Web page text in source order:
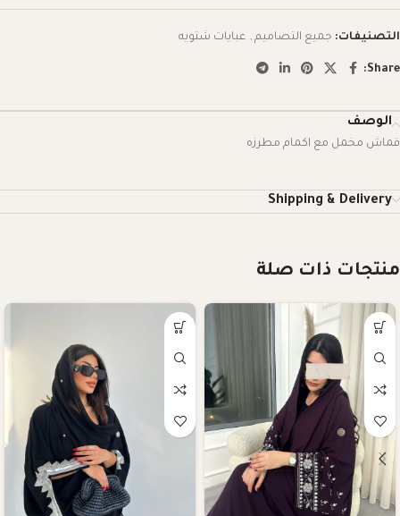
التصنيفات: جميع التصاميم , عبايات شتويه
Share:
الوصف
قماش مخمل مع اكمام مطرزه
Shipping & Delivery
منتجات ذات صلة